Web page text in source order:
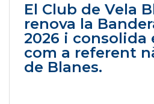
El Club de Vela
renova la
2026 i consolida
com a referent
de Blanes.